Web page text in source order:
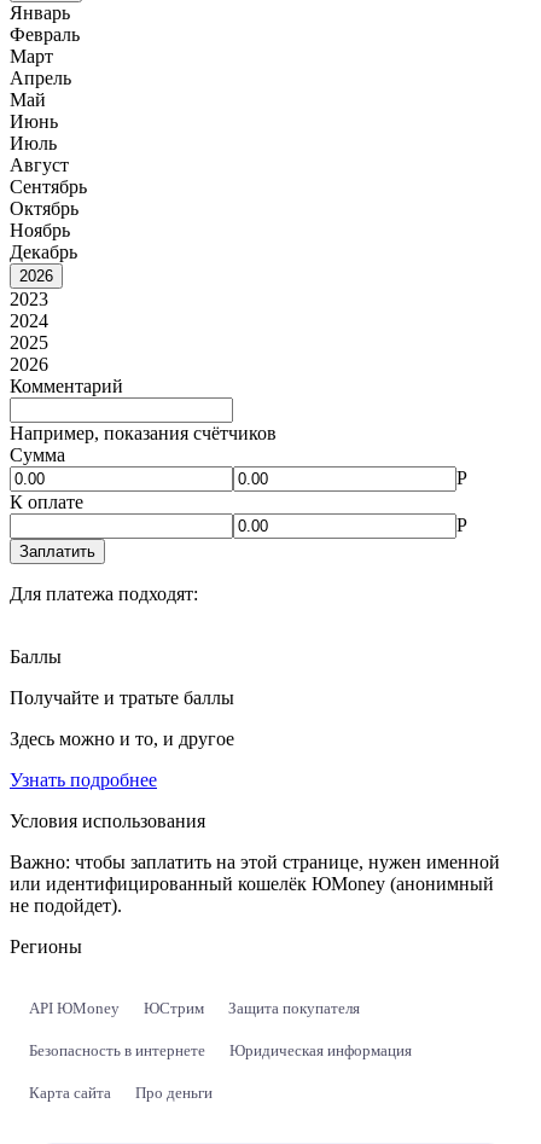
Январь
Февраль
Март
Апрель
Май
Июнь
Июль
Август
Сентябрь
Октябрь
Ноябрь
Декабрь
2026
2023
2024
2025
2026
Комментарий
Например, показания счётчиков
Сумма
Р
К оплате
Р
Заплатить
Для платежа подходят:
Баллы
Получайте и тратьте баллы
Здесь можно и то, и другое
Узнать подробнее
Условия использования
Важно: чтобы заплатить на этой странице, нужен именной
или идентифицированный кошелёк ЮMoney (анонимный
не подойдет).
Регионы
API ЮMoney ЮСтрим Защита покупателя
Безопасность в интернете Юридическая информация
Карта сайта Про деньги